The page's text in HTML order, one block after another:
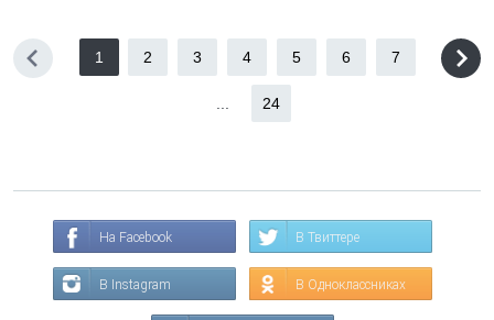
1 2 3 4 5 6 7
24
На Facebook В Твиттере
В Instagram В Одноклассниках